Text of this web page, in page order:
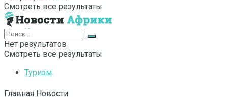
Интернет
Туризм
Смотреть все результаты
Нет результатов
Смотреть все результаты
Главная Новости